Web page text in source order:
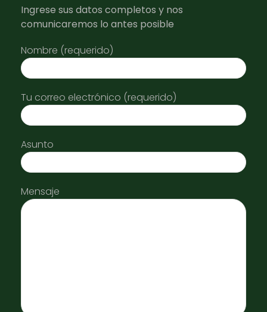
Ingrese sus datos completos y nos
comunicaremos lo antes posible
Nombre (requerido)
Tu correo electrónico (requerido)
Asunto
Mensaje